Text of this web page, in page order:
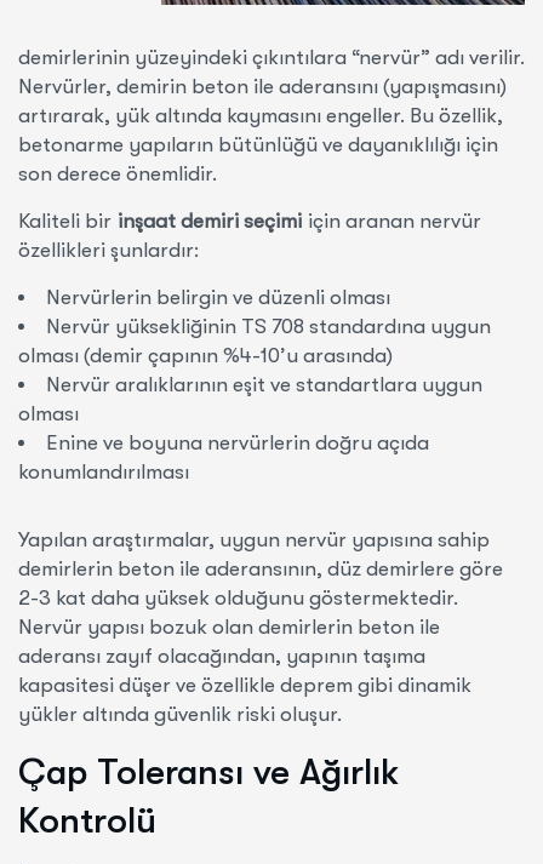
demirlerinin yüzeyindeki çıkıntılara “nervür” adı verilir.
Nervürler, demirin beton ile aderansını (yapışmasını)
artırarak, yük altında kaymasını engeller. Bu özellik,
betonarme yapıların bütünlüğü ve dayanıklılığı için
son derece önemlidir.
Kaliteli bir inşaat demiri seçimi için aranan nervür
özellikleri şunlardır:
Nervürlerin belirgin ve düzenli olması
Nervür yüksekliğinin TS 708 standardına uygun
olması (demir çapının %4-10’u arasında)
Nervür aralıklarının eşit ve standartlara uygun
olması
Enine ve boyuna nervürlerin doğru açıda
konumlandırılması
Yapılan araştırmalar, uygun nervür yapısına sahip
demirlerin beton ile aderansının, düz demirlere göre
2-3 kat daha yüksek olduğunu göstermektedir.
Nervür yapısı bozuk olan demirlerin beton ile
aderansı zayıf olacağından, yapının taşıma
kapasitesi düşer ve özellikle deprem gibi dinamik
yükler altında güvenlik riski oluşur.
Çap Toleransı ve Ağırlık
Kontrolü